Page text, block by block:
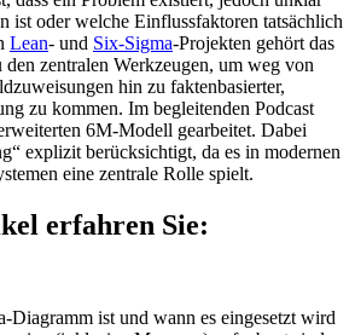
ist oder welche Einflussfaktoren tatsächlich
Lean- und Six-Sigma-Projekten gehört das
zentralen Werkzeugen, um weg von
hin zu faktenbasierter,
zu kommen. Im begleitenden Podcast
6M-Modell gearbeitet. Dabei
explizit berücksichtigt, da es in modernen
eine zentrale Rolle spielt.
erfahren Sie:
Diagramm ist und wann es eingesetzt wird